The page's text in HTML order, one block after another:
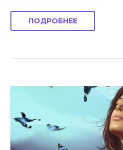
ПОДРОБНЕЕ